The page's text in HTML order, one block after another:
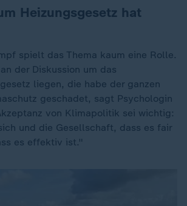
Heizungsgesetz hat
spielt das Thema kaum eine Rolle.
der Diskussion um das
liegen, die habe der ganzen
geschadet, sagt Psychologin
von Klimapolitik sei wichtig:
und die Gesellschaft, dass es fair
es effektiv ist."